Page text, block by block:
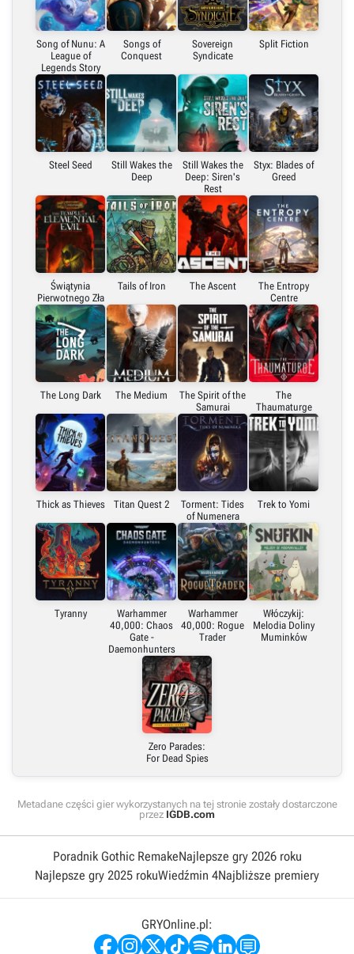
Song of Nunu: A
League of
Legends Story
Songs of
Conquest
Sovereign
Syndicate
Split Fiction
Steel Seed
Still Wakes the
Deep
Still Wakes the
Deep: Siren's
Rest
Styx: Blades of
Greed
Świątynia
Pierwotnego Zła
Tails of Iron The Ascent
The Entropy
Centre
The Long Dark The Medium
The Spirit of the
Samurai
The
Thaumaturge
Thick as Thieves Titan Quest 2
Torment: Tides
of Numenera
Trek to Yomi
Tyranny
Warhammer
40,000: Chaos
Gate -
Daemonhunters
Warhammer
40,000: Rogue
Trader
Włóczykij:
Melodia Doliny
Muminków
Zero Parades:
For Dead Spies
Metadane części gier wykorzystanych na tej stronie zostały dostarczone
przez IGDB.com
Poradnik Gothic RemakeNajlepsze gry 2026 roku
Najlepsze gry 2025 rokuWiedźmin 4Najbliższe premiery
GRYOnline.pl: